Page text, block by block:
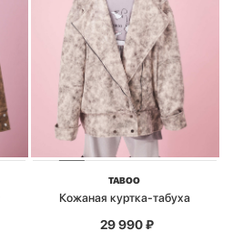
TABOO
Кожаная куртка-табуха
29 990₽